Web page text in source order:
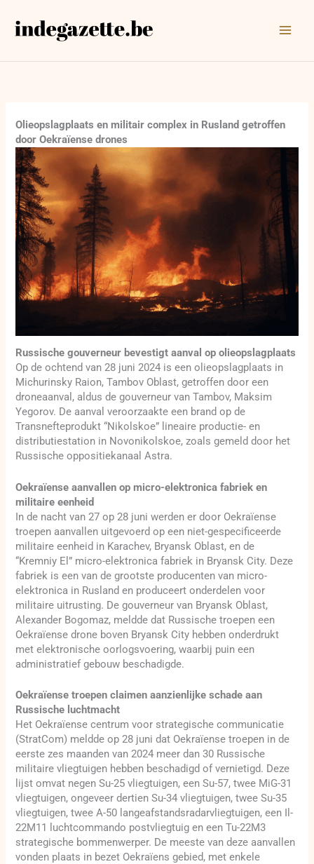
naar
Olieopslagplaats en militair complex in Rusland getroffen
door Oekraïense drones
Russische gouverneur bevestigt aanval op olieopslagplaats
Op de ochtend van 28 juni 2024 is een olieopslagplaats in
Michurinsky Raion, Tambov Oblast, getroffen door een
droneaanval, aldus de gouverneur van Tambov, Maksim
Yegorov. De aanval veroorzaakte een brand op de
Transnefteprodukt “Nikolskoe” lineaire productie- en
distributiestation in Novonikolskoe, zoals gemeld door het
Russische oppositiekanaal Astra.
Oekraïense aanvallen op micro-elektronica fabriek en
militaire eenheid
In de nacht van 27 op 28 juni werden er door Oekraïense
troepen aanvallen uitgevoerd op een niet-gespecificeerde
militaire eenheid in Karachev, Bryansk Oblast, en de
“Kremniy El” micro-elektronica fabriek in Bryansk City. Deze
fabriek is een van de grootste producenten van micro-
elektronica in Rusland en produceert onderdelen voor
militaire uitrusting. De gouverneur van Bryansk Oblast,
Alexander Bogomaz, meldde dat Russische troepen een
Oekraïense drone boven Bryansk City hebben onderdrukt
met elektronische oorlogsvoering, waarbij puin een
administratief gebouw beschadigde.
Oekraïense troepen claimen aanzienlijke schade aan
Russische luchtmacht
Het Oekraïense centrum voor strategische communicatie
(StratCom) meldde op 28 juni dat Oekraïense troepen in de
eerste zes maanden van 2024 meer dan 30 Russische
militaire vliegtuigen hebben beschadigd of vernietigd. Deze
lijst omvat negen Su-25 vliegtuigen, een Su-57, twee MiG-31
vliegtuigen, ongeveer dertien Su-34 vliegtuigen, twee Su-35
vliegtuigen, twee A-50 langeafstandsradarvliegtuigen, een Il-
22M11 luchtcommando postvliegtuig en een Tu-22M3
strategische bommenwerper. De meeste van deze aanvallen
vonden plaats in bezet Oekraïens gebied, met enkele